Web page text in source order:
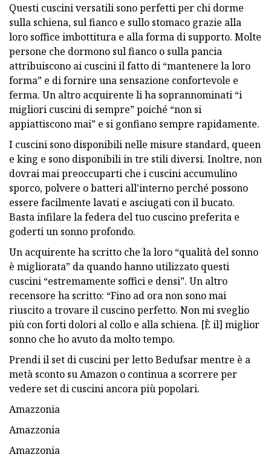
Questi cuscini versatili sono perfetti per chi dorme
sulla schiena, sul fianco e sullo stomaco grazie alla
loro soffice imbottitura e alla forma di supporto. Molte
persone che dormono sul fianco o sulla pancia
attribuiscono ai cuscini il fatto di “mantenere la loro
forma” e di fornire una sensazione confortevole e
ferma. Un altro acquirente li ha soprannominati “i
migliori cuscini di sempre” poiché “non si
appiattiscono mai” e si gonfiano sempre rapidamente.
I cuscini sono disponibili nelle misure standard, queen
e king e sono disponibili in tre stili diversi. Inoltre, non
dovrai mai preoccuparti che i cuscini accumulino
sporco, polvere o batteri all'interno perché possono
essere facilmente lavati e asciugati con il bucato.
Basta infilare la federa del tuo cuscino preferita e
goderti un sonno profondo.
Un acquirente ha scritto che la loro “qualità del sonno
è migliorata” da quando hanno utilizzato questi
cuscini “estremamente soffici e densi”. Un altro
recensore ha scritto: “Fino ad ora non sono mai
riuscito a trovare il cuscino perfetto. Non mi sveglio
più con forti dolori al collo e alla schiena. [È il] miglior
sonno che ho avuto da molto tempo.
Prendi il set di cuscini per letto Bedufsar mentre è a
metà sconto su Amazon o continua a scorrere per
vedere set di cuscini ancora più popolari.
Amazzonia
Amazzonia
Amazzonia